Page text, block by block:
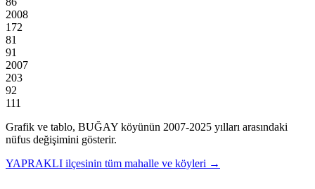
2008
172
81
91
2007
203
92
111
Grafik ve tablo, BUĞAY köyünün 2007-2025 yılları arasındaki
nüfus değişimini gösterir.
YAPRAKLI ilçesinin tüm mahalle ve köyleri →